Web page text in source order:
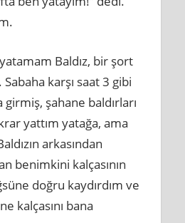
Baldız, bir şort
karşı saat 3 gibi
girmiş, şahane baldırları
yattım yatağa, ama
arkasından
benimkini kalçasının
doğru kaydırdım ve
kalçasını bana